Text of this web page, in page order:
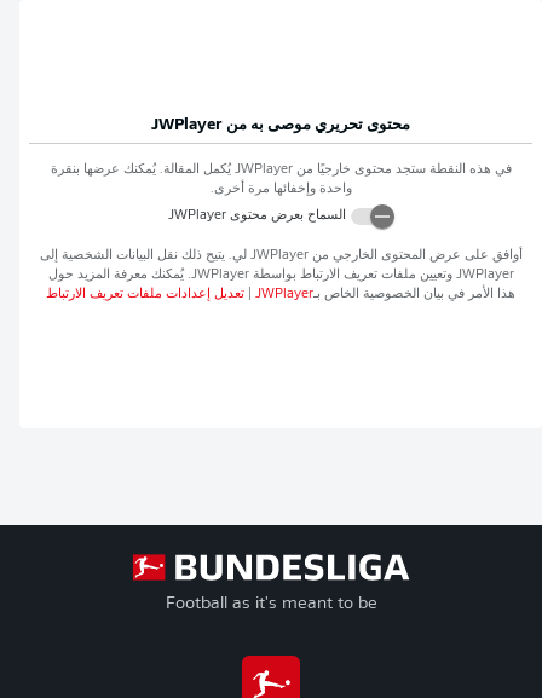
محتوى تحريري موصى به من JWPlayer
في هذه النقطة ستجد محتوى خارجيًا منJWPlayer يُكمل المقالة. يُمكنك عرضها بنقرة
واحدة وإخفائها مرة أخرى.
السماح بعرض محتوىJWPlayer
أوافق على عرض المحتوى الخارجي منJWPlayer لي. يتيح ذلك نقل البيانات الشخصية إلى
JWPlayer وتعيين ملفات تعريف الارتباط بواسطةJWPlayer. يُمكنك معرفة المزيد حول
هذا الأمر في بيان الخصوصية الخاص بـJWPlayer تعديل إعدادات ملفات تعريف الارتباط
Football as it's meant to be